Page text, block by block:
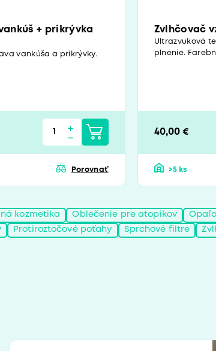
+ prikrývka
vankúša a prikrývky.
Porovnať
Zvlhčovač
Ultrazvuková
plnenie.
40,00 €
>5 ks
kozmetika Oblečenie pre atopikov
Protiroztočové poťahy Sprchové filtre